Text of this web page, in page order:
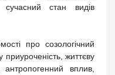
стан видів
про созологічний
життєву
вплив,